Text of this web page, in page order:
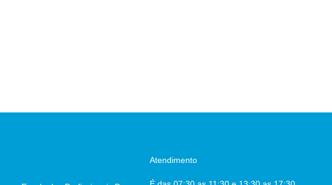
Atendimento